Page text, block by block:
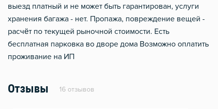
выезд платный и не может быть гарантирован, услуги
хранения багажа - нет. Пропажа, повреждение вещей -
расчёт по текущей рыночной стоимости. Есть
бесплатная парковка во дворе дома Возможно оплатить
проживание на ИП
Отзывы 16 отзывов